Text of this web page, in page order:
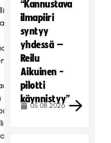
“Kannustava
ilmapiiri
syntyy
yhdessä –
Reilu
Aikuinen -
pilotti
käynnistyy”
05.08.2026